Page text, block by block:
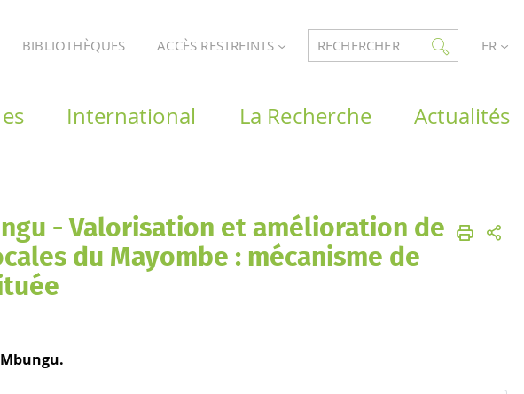
BIBLIOTHÈQUES ACCÈS RESTREINTS RECHERCHER FR
International La Recherche Actualités
- Valorisation et amélioration de
du Mayombe : mécanisme de